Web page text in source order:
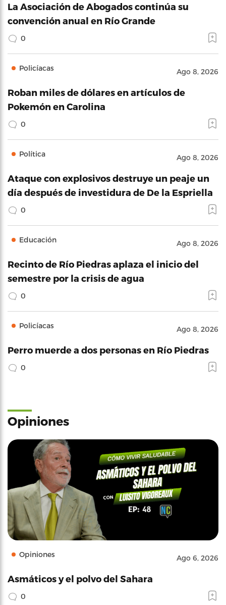
La Asociación de Abogados continúa su
convención anual en Río Grande
0
Policíacas Ago 8, 2026
Roban miles de dólares en artículos de
Pokemón en Carolina
0
Política Ago 8, 2026
Ataque con explosivos destruye un peaje un
día después de investidura de De la Espriella
0
Educación Ago 8, 2026
Recinto de Río Piedras aplaza el inicio del
semestre por la crisis de agua
0
Policíacas Ago 8, 2026
Perro muerde a dos personas en Río Piedras
0
Opiniones
Opiniones Ago 6, 2026
Asmáticos y el polvo del Sahara
0